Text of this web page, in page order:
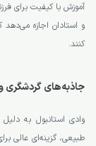
آموزش با کیفیت برای
و استادان اجازه
کنند.
جاذبه‌های گردشگری
وادی استانبول به
طبیعی، گزینه‌ای عالی